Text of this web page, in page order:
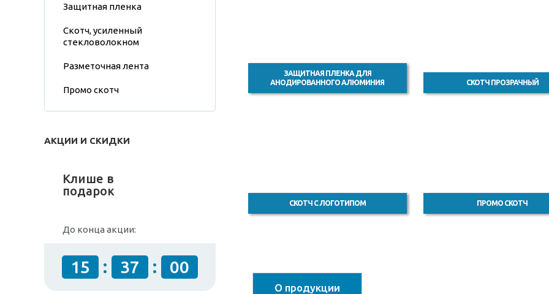
Защитная пленка
Скотч, усиленный
стекловолокном
Разметочная лента
Промо скотч
АКЦИИ И СКИДКИ
Клише в
подарок
До конца акции:
15 : 36 : 59
ЗАЩИТНАЯ ПЛЕНКА ДЛЯ
АНОДИРОВАННОГО АЛЮМИНИЯ
СКОТЧ ПРОЗРАЧНЫЙ
СКОТЧ С ЛОГОТИПОМ ПРОМО СКОТЧ
О продукции